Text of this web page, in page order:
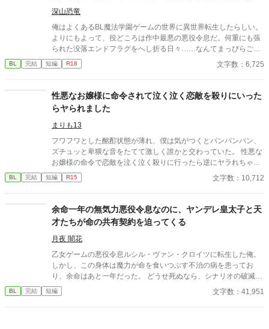
深山恐竜
俺はよくあるBL魔法学園ゲームの世界に異世界転生したらしい。
よりにもよって、役どころは作中最悪の悪役令息だ。何重にも張
られた没落エンドフラグをへし折る日々……なんてまっぴらごめ
んなので、前世のスキル（引きこもり）を最大限活用して平和を
勝ち取る！ ……はずだったのだが、どういうわけか俺の従者が
BL 完結 短編 R18 文字数：6,725
性悪なお嬢様に命令されて泣く泣く恋敵を殺りにいった
らヤられました
まりも13
フワフワとした酩酊状態が薄れ、僕は気がつくとパンパンパン、
ズチュッと卑猥な音をたてて激しく誰かと交わっていた。 性悪な
お嬢様の命令で恋敵を泣く泣く殺りに行ったら逆にヤラれちゃっ
た、ちょっとアホな子の話です。 （ムーンライトノベルにも掲載
しています）
BL 完結 短編 R15 文字数：10,712
余命一年の無気力悪役令息なのに、ヤンデレ皇太子と天
才たちが命の共有契約を迫ってくる
月夜 闇花
乙女ゲームの悪役令息ルシル・ヴァン・クロイツに転生した俺。
しかし、この身体は魔力が命を食いつぶす不治の病を患ってお
り、余命はあと一年だった。 どうせ死ぬなら、シナリオの破滅フ
ラグを回避し、誰の記憶にも残らず静かに消え去りたい。 そう願
って王太子アルフレッドに婚約破棄を申し出た。 ――だが、それ
BL 完結 短編 文字数：41,951